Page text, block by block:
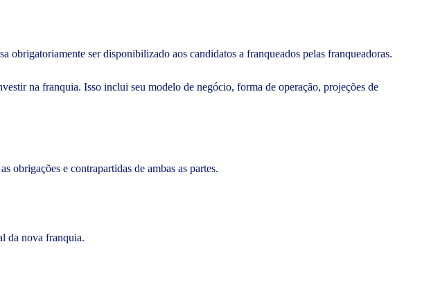
obrigatoriamente ser disponibilizado aos candidatos a franqueados pelas franqueadoras.
na franquia. Isso inclui seu modelo de negócio, forma de operação, projeções de
obrigações e contrapartidas de ambas as partes.
da nova franquia.